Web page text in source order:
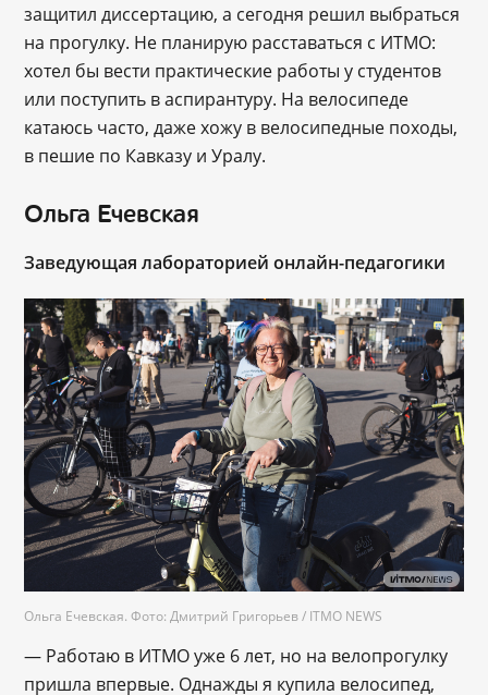
защитил диссертацию, а сегодня решил выбраться
на прогулку. Не планирую расставаться с ИТМО:
хотел бы вести практические работы у студентов
или поступить в аспирантуру. На велосипеде
катаюсь часто, даже хожу в велосипедные походы,
в пешие по Кавказу и Уралу.
Ольга Ечевская
Заведующая лабораторией онлайн-педагогики
Ольга Ечевская. Фото: Дмитрий Григорьев / ITMO NEWS
— Работаю в ИТМО уже 6 лет, но на велопрогулку
пришла впервые. Однажды я купила велосипед,